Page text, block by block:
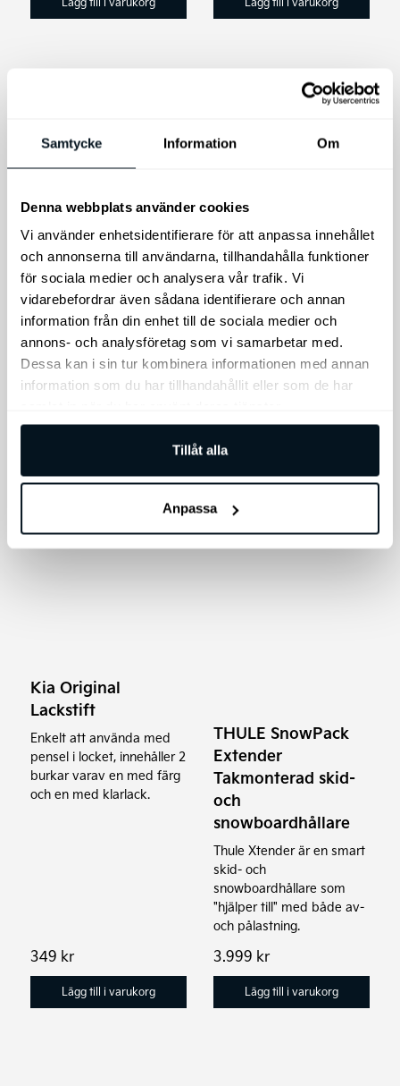
Samtycke Information Om
Denna webbplats använder cookies
Vi använder enhetsidentifierare för att anpassa innehållet
och annonserna till användarna, tillhandahålla funktioner
för sociala medier och analysera vår trafik. Vi
vidarebefordrar även sådana identifierare och annan
information från din enhet till de sociala medier och
annons- och analysföretag som vi samarbetar med.
Dessa kan i sin tur kombinera informationen med annan
information som du har tillhandahållit eller som de har
Tillåt alla
Anpassa
Kia Ceed SW
Original
Bagagematta, plast
Skydda bagageutrymmet
med en Kia original
bagagerumsmatta
i plast, med exakt
passform för din
Kia Ceed SW 2013-2018
1.095kr
DEFA eConnect
Dockingstation
Dockningstation Type 2
Förvara din Type2-
laddkabel säkert och
skyddat när du inte
använder den.
541kr
Kia Original
Lackstift
Enkelt att använda med
pensel i locket, innehåller 2
burkar varav en med färg
och en med klarlack.
349 kr
Lägg till i varukorg
THULE SnowPack
Extender
Takmonterad skid-
och
snowboardhållare
Thule Xtender är en smart
skid- och
snowboardhållare som
"hjälper till" med både av-
och pålastning.
3.999 kr
Lägg till i varukorg